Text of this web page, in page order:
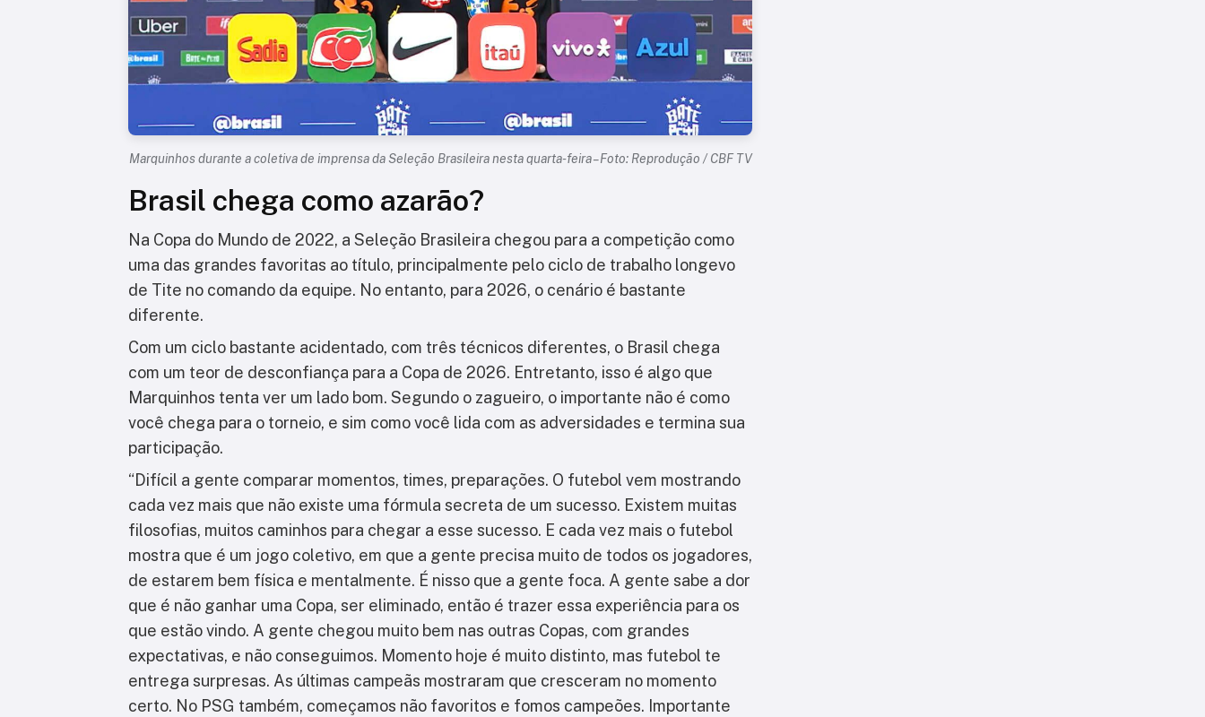
Marquinhos durante a coletiva de imprensa da Seleção Brasileira nesta quarta-feira – Foto: Reprodução / CBF TV
Brasil chega como azarão?
Na Copa do Mundo de 2022, a Seleção Brasileira chegou para a competição como
uma das grandes favoritas ao título, principalmente pelo ciclo de trabalho longevo
de Tite no comando da equipe. No entanto, para 2026, o cenário é bastante
diferente.
Com um ciclo bastante acidentado, com três técnicos diferentes, o Brasil chega
com um teor de desconfiança para a Copa de 2026. Entretanto, isso é algo que
Marquinhos tenta ver um lado bom. Segundo o zagueiro, o importante não é como
você chega para o torneio, e sim como você lida com as adversidades e termina sua
participação.
“Difícil a gente comparar momentos, times, preparações. O futebol vem mostrando
cada vez mais que não existe uma fórmula secreta de um sucesso. Existem muitas
filosofias, muitos caminhos para chegar a esse sucesso. E cada vez mais o futebol
mostra que é um jogo coletivo, em que a gente precisa muito de todos os jogadores,
de estarem bem física e mentalmente. É nisso que a gente foca. A gente sabe a dor
que é não ganhar uma Copa, ser eliminado, então é trazer essa experiência para os
que estão vindo. A gente chegou muito bem nas outras Copas, com grandes
expectativas, e não conseguimos. Momento hoje é muito distinto, mas futebol te
entrega surpresas. As últimas campeãs mostraram que cresceram no momento
certo. No PSG também, começamos não favoritos e fomos campeões. Importante